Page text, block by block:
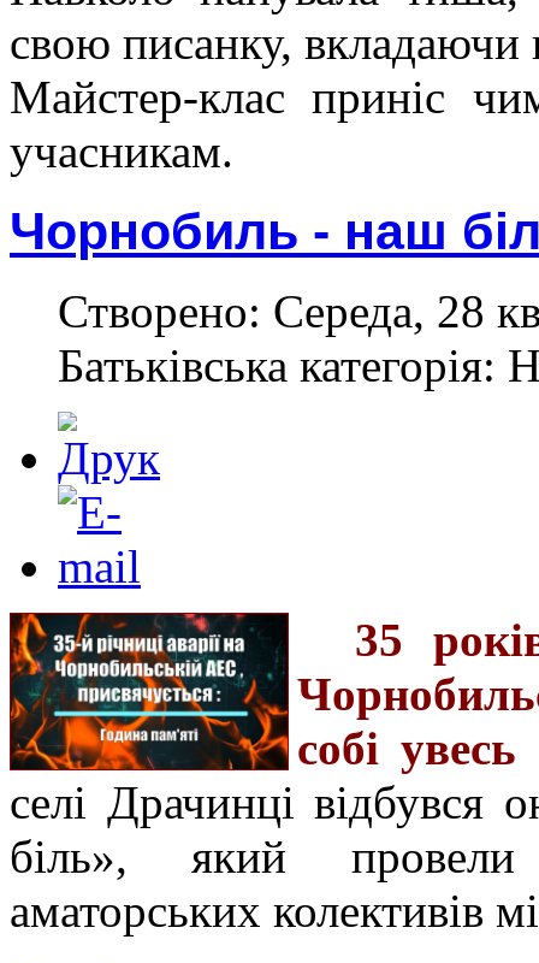
свою писанку, вкладаючи
Майстер-клас приніс
учасникам.
Чорнобиль - наш
Створено: Середа, 28
Батьківська категорія:
35
собі увесь
селі Драчинці відбувся
біль», який
аматорських колективів